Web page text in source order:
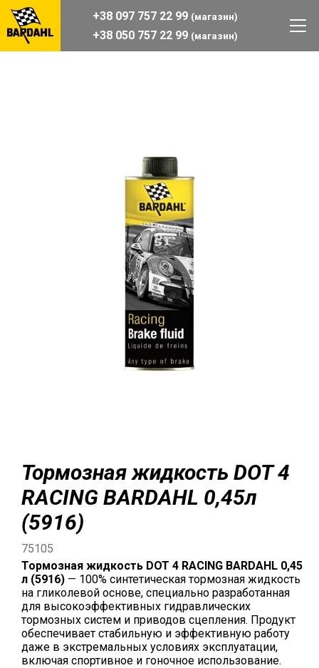
+38 097 757 22 99 (магазин)
+38 050 757 22 99 (магазин)
Тормозная жидкость DOT 4
RACING BARDAHL 0,45л
(5916)
75105
Тормозная жидкость DOT 4 RACING BARDAHL 0,45
л (5916) — 100% синтетическая тормозная жидкость
на гликолевой основе, специально разработанная
для высокоэффективных гидравлических
тормозных систем и приводов сцепления. Продукт
обеспечивает стабильную и эффективную работу
даже в экстремальных условиях эксплуатации,
включая спортивное и гоночное использование.